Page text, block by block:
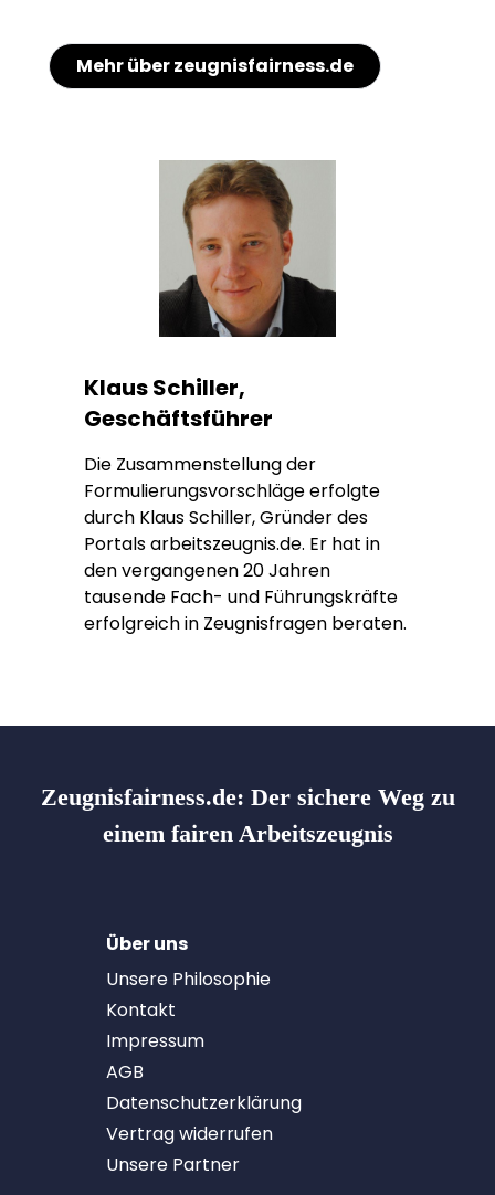
Mehr über zeugnisfairness.de
Klaus Schiller,
Geschäftsführer
Die Zusammenstellung der
Formulierungsvorschläge erfolgte
durch Klaus Schiller, Gründer des
Portals arbeitszeugnis.de. Er hat in
den vergangenen 20 Jahren
tausende Fach- und Führungskräfte
erfolgreich in Zeugnisfragen beraten.
Zeugnisfairness.de: Der sichere Weg zu
einem fairen Arbeitszeugnis
Über uns
Unsere Philosophie
Kontakt
Impressum
AGB
Datenschutzerklärung
Vertrag widerrufen
Unsere Partner